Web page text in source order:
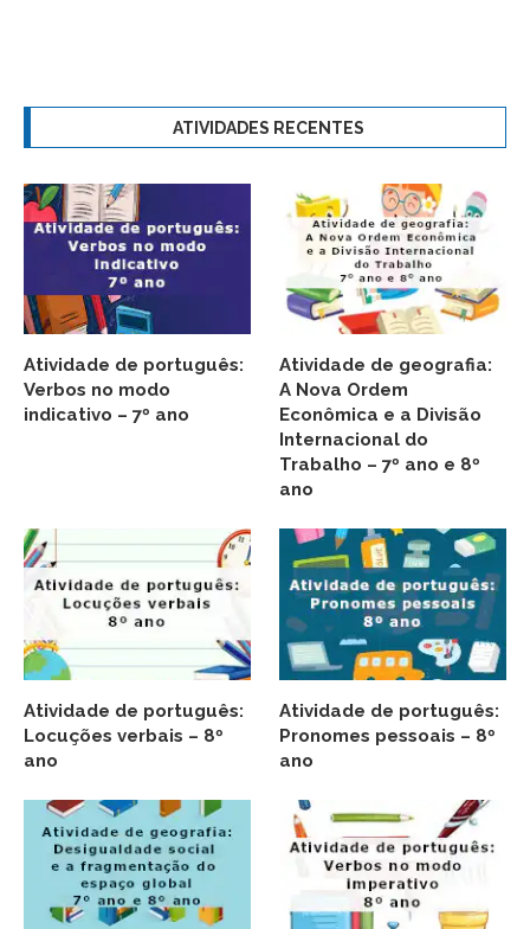
ATIVIDADES RECENTES
Atividade de português:
Verbos no modo
indicativo – 7º ano
Atividade de geografia:
A Nova Ordem
Econômica e a Divisão
Internacional do
Trabalho – 7º ano e 8º
ano
Atividade de português:
Locuções verbais – 8º
ano
Atividade de português:
Pronomes pessoais – 8º
ano